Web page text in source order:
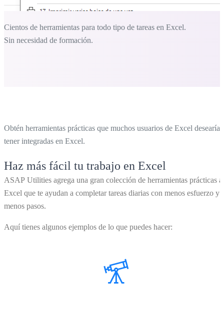
Cientos de herramientas para todo tipo de tareas en Excel.
Sin necesidad de formación.
Obtén herramientas prácticas que muchos usuarios de Excel desearían
tener integradas en Excel.
Haz más fácil tu trabajo en Excel
ASAP Utilities agrega una gran colección de herramientas prácticas a
Excel que te ayudan a completar tareas diarias con menos esfuerzo y
menos pasos.
Aquí tienes algunos ejemplos de lo que puedes hacer: